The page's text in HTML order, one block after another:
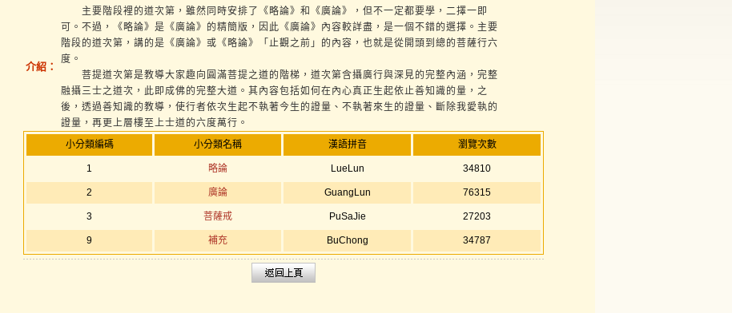
介紹：
主要階段裡的道次第，雖然同時安排了《略論》和《廣論》，但不一定都要學，二擇一即
可。不過，《略論》是《廣論》的精簡版，因此《廣論》內容較詳盡，是一個不錯的選擇。主要
階段的道次第，講的是《廣論》或《略論》「止觀之前」的內容，也就是從開頭到總的菩薩行六
度。
菩提道次第是教導大家趣向圓滿菩提之道的階梯，道次第含攝廣行與深見的完整內涵，完整
融攝三士之道次，此即成佛的完整大道。其內容包括如何在內心真正生起依止善知識的量，之
後，透過善知識的教導，使行者依次生起不執著今生的證量、不執著來生的證量、斷除我愛執的
證量，再更上層樓至上士道的六度萬行。
小分類編碼
小分類名稱 漢語拼音 瀏覽次數
1 略論 LueLun 34810
2 廣論 GuangLun 76315
3 菩薩戒 PuSaJie 27203
9 補充 BuChong 34787